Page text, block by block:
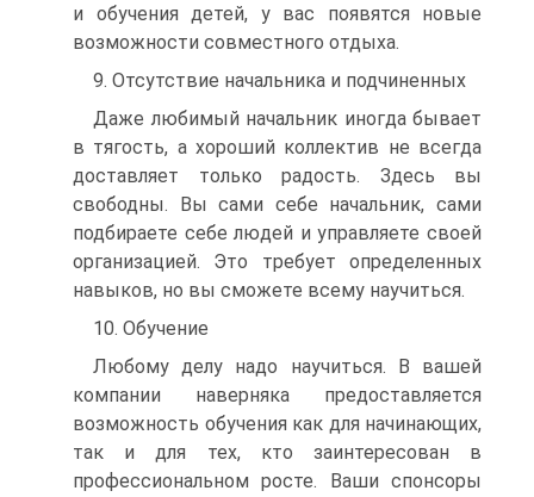
и обучения детей, у вас появятся новые
возможности совместного отдыха.
9. Отсутствие начальника и подчиненных
Даже любимый начальник иногда бывает
в тягость, а хороший коллектив не всегда
доставляет только радость. Здесь вы
свободны. Вы сами себе начальник, сами
подбираете себе людей и управляете своей
организацией. Это требует определенных
навыков, но вы сможете всему научиться.
10. Обучение
Любому делу надо научиться. В вашей
компании наверняка предоставляется
возможность обучения как для начинающих,
так и для тех, кто заинтересован в
профессиональном росте. Ваши спонсоры